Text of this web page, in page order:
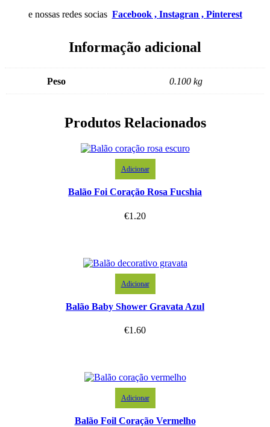
e nossas redes socias Facebook , Instagran , Pinterest
Informação adicional
Peso 0.100 kg
Produtos Relacionados
Adicionar
Balão Foi Coração Rosa Fucshia
€1.20
Adicionar
Balão Baby Shower Gravata Azul
€1.60
Adicionar
Balão Foil Coração Vermelho